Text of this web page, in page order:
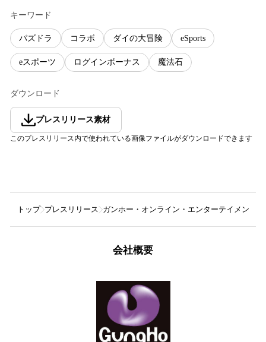
キーワード
パズドラ コラボ ダイの大冒険 eSports
eスポーツ ログインボーナス 魔法石
ダウンロード
プレスリリース素材
このプレスリリース内で使われている画像ファイルがダウンロードできます
トップ プレスリリース ガンホー・オンライン・エンターテイメント
会社概要